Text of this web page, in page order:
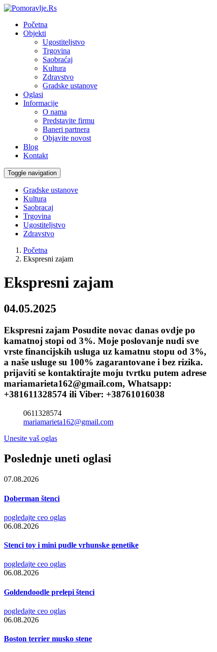
Početna
Objekti
Ugostiteljstvo
Trgovina
Saobraćaj
Kultura
Zdravstvo
Gradske ustanove
Oglasi
Informacije
O nama
Predstavite firmu
Baneri partnera
Objavite novost
Blog
Kontakt
Toggle navigation
Gradske ustanove
Kultura
Saobracaj
Trgovina
Ugostiteljstvo
Zdravstvo
Početna
Ekspresni zajam
Ekspresni zajam
04.05.2025
Ekspresni zajam Posudite novac danas ovdje po
kamatnoj stopi od 3%. Moje poslovanje nudi sve
vrste financijskih usluga uz kamatnu stopu od 3%,
a naše usluge su 100% zagarantovane i bez rizika.
prijaviti se kontaktirajte moju tvrtku putem adrese
mariamarieta162@gmail.com, Whatsapp:
+381611328574 ili Viber: +38761016038
0611328574
mariamarieta162@gmail.com
Unesite vaš oglas
Poslednje uneti oglasi
07.08.2026
Doberman štenci
pogledajte ceo oglas
06.08.2026
Stenci toy i mini pudle vrhunske genetike
pogledajte ceo oglas
06.08.2026
Goldendoodle prelepi štenci
pogledajte ceo oglas
06.08.2026
Boston terrier musko stene